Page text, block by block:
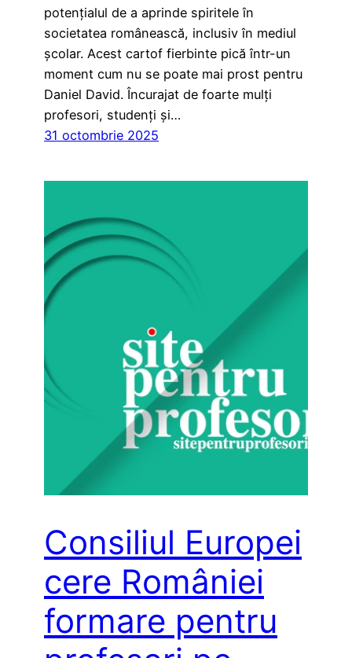
potențialul de a aprinde spiritele în
societatea românească, inclusiv în mediul
școlar. Acest cartof fierbinte pică într-un
moment cum nu se poate mai prost pentru
Daniel David. Încurajat de foarte mulți
profesori, studenți și…
31 octombrie 2025
Consiliul Europei
cere României
formare pentru